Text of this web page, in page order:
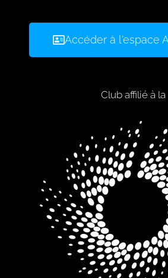
Accéder à l'espace
Club affilié à la